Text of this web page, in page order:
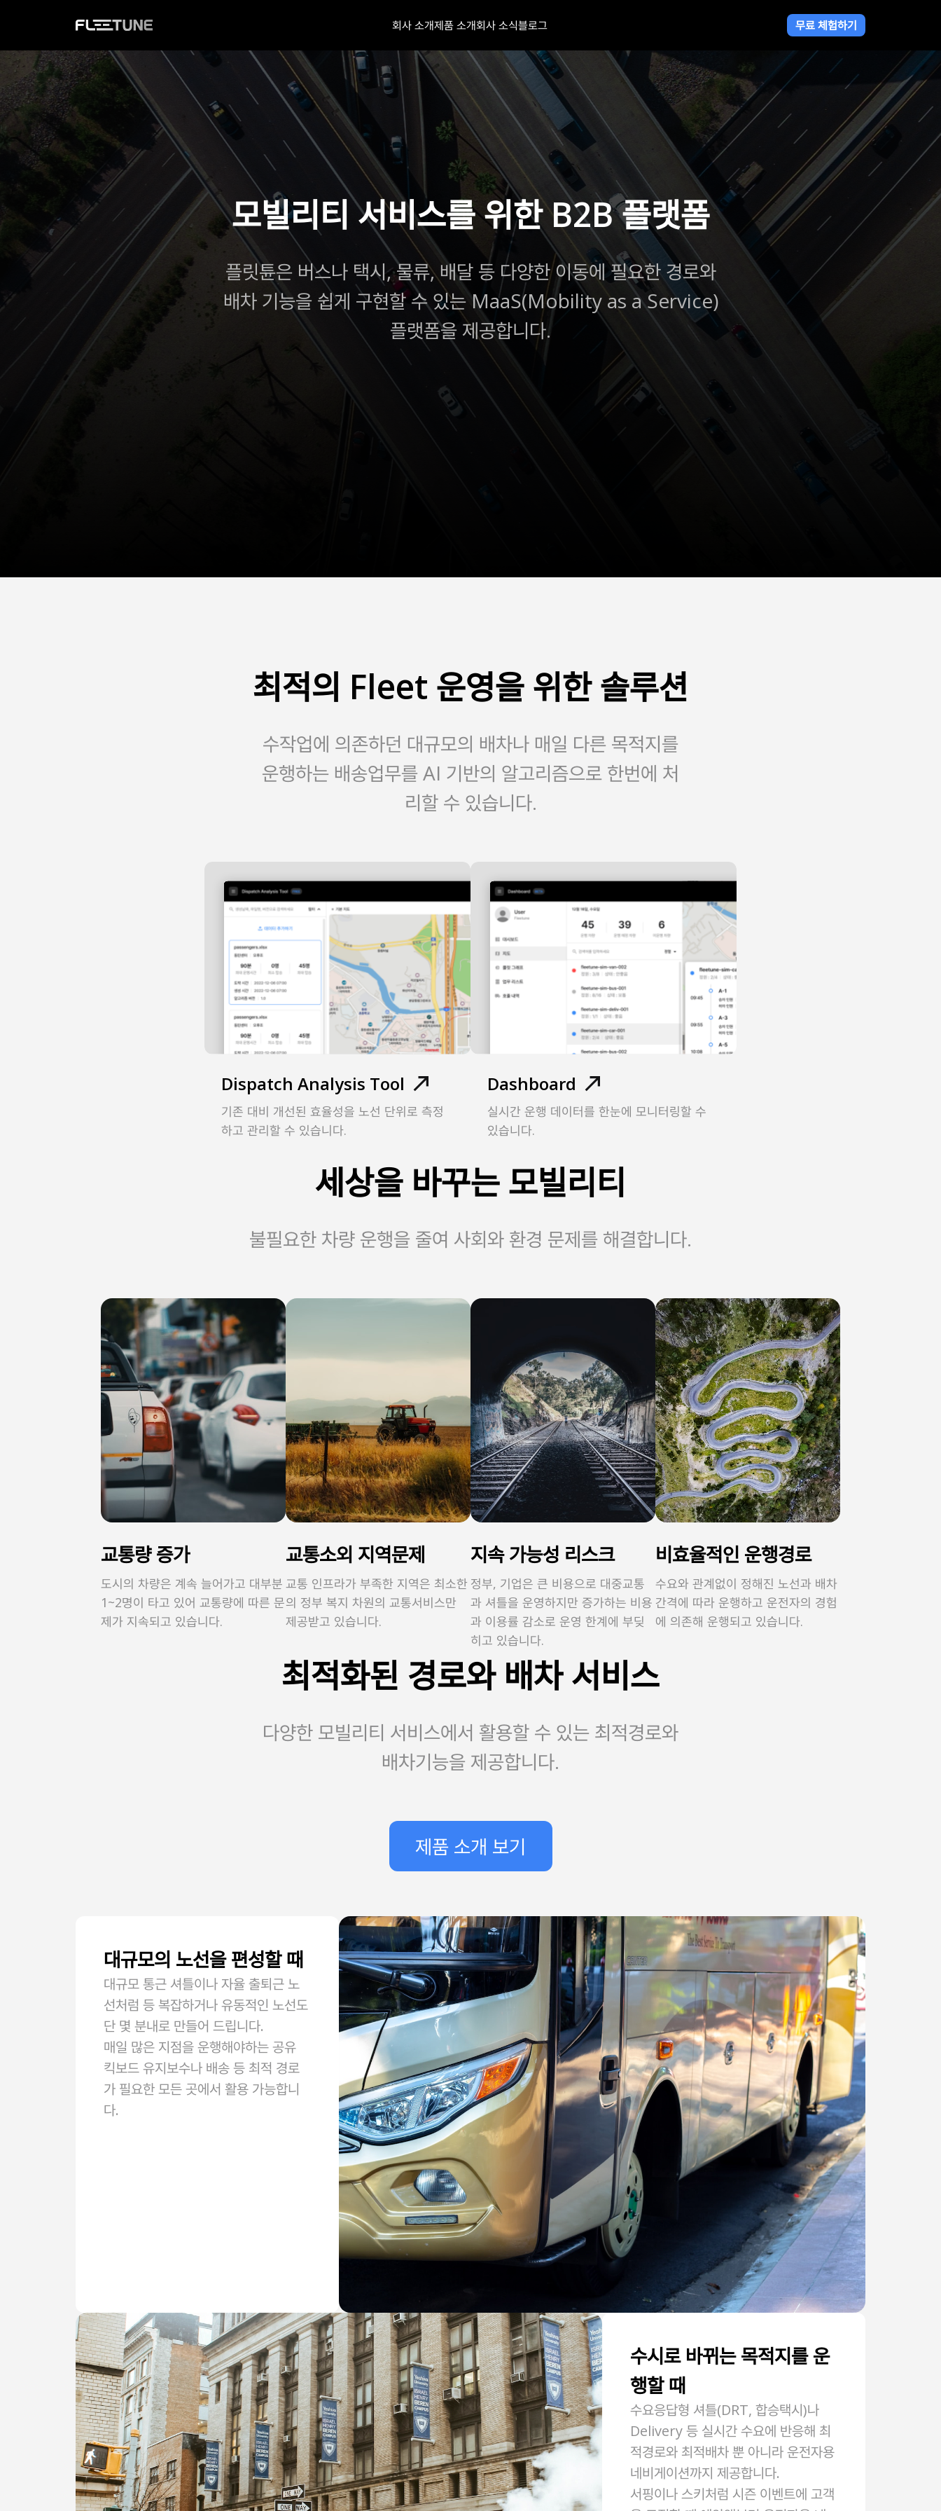
회사 소개제품 소개회사 소식블로그 무료 체험하기
모빌리티 서비스를 위한 B2B 플랫폼
플릿튠은 버스나 택시, 물류, 배달 등 다양한 이동에 필요한 경로와
배차 기능을 쉽게 구현할 수 있는 MaaS(Mobility as a Service)
플랫폼을 제공합니다.
최적의 Fleet 운영을 위한 솔루션
수작업에 의존하던 대규모의 배차나 매일 다른 목적지를
운행하는 배송업무를 AI 기반의 알고리즘으로 한번에 처
리할 수 있습니다.
Dispatch Analysis Tool
기존 대비 개선된 효율성을 노선 단위로 측정
하고 관리할 수 있습니다.
Dashboard
실시간 운행 데이터를 한눈에 모니터링할 수
있습니다.
세상을 바꾸는 모빌리티
불필요한 차량 운행을 줄여 사회와 환경 문제를 해결합니다.
교통량 증가
도시의 차량은 계속 늘어가고 대부분
1~2명이 타고 있어 교통량에 따른 문
제가 지속되고 있습니다.
교통소외 지역문제
교통 인프라가 부족한 지역은 최소한
의 정부 복지 차원의 교통서비스만
제공받고 있습니다.
지속 가능성 리스크
정부, 기업은 큰 비용으로 대중교통
과 셔틀을 운영하지만 증가하는 비용
과 이용률 감소로 운영 한계에 부딪
히고 있습니다.
비효율적인 운행경로
수요와 관계없이 정해진 노선과 배차
간격에 따라 운행하고 운전자의 경험
에 의존해 운행되고 있습니다.
최적화된 경로와 배차 서비스
다양한 모빌리티 서비스에서 활용할 수 있는 최적경로와
배차기능을 제공합니다.
제품 소개 보기
대규모의 노선을 편성할 때
대규모 통근 셔틀이나 자율 출퇴근 노
선처럼 등 복잡하거나 유동적인 노선도
단 몇 분내로 만들어 드립니다.
매일 많은 지점을 운행해야하는 공유
킥보드 유지보수나 배송 등 최적 경로
가 필요한 모든 곳에서 활용 가능합니
다.
수시로 바뀌는 목적지를 운
행할 때
수요응답형 셔틀(DRT, 합승택시)나
Delivery 등 실시간 수요에 반응해 최
적경로와 최적배차 뿐 아니라 운전자용
네비게이션까지 제공합니다.
서핑이나 스키처럼 시즌 이벤트에 고객